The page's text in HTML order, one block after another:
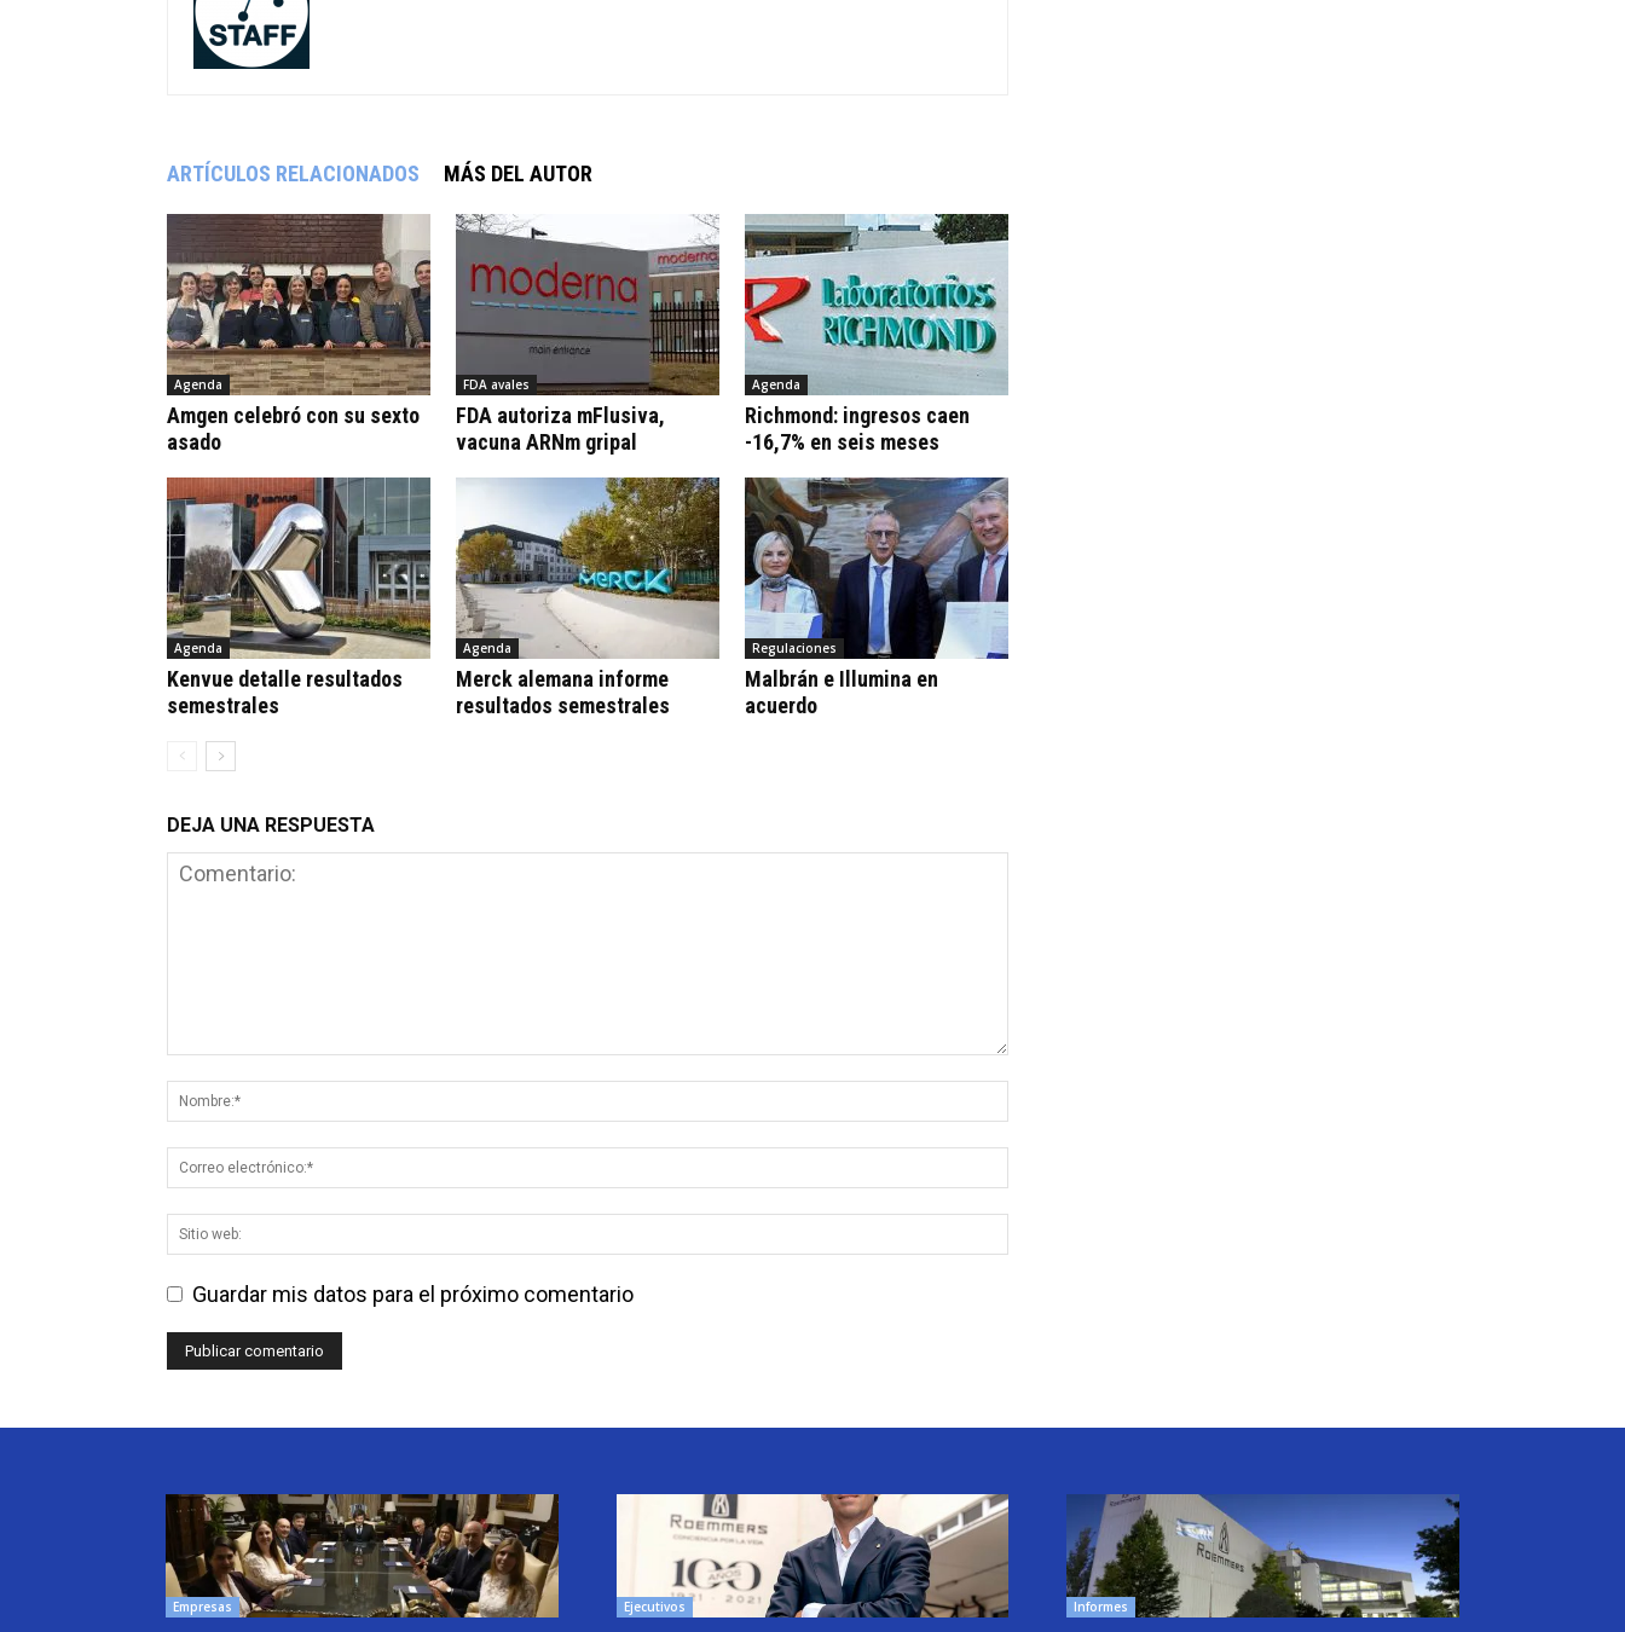
ARTÍCULOS RELACIONADOS MÁS DEL AUTOR
Agenda
Amgen celebró con su sexto
asado
FDA avales
FDA autoriza mFlusiva,
vacuna ARNm gripal
Agenda
Richmond: ingresos caen
-16,7% en seis meses
Agenda
Kenvue detalle resultados
semestrales
Agenda
Merck alemana informe
resultados semestrales
Regulaciones
Malbrán e Illumina en
acuerdo
DEJA UNA RESPUESTA
Guardar mis datos para el próximo comentario
Empresas Ejecutivos Informes